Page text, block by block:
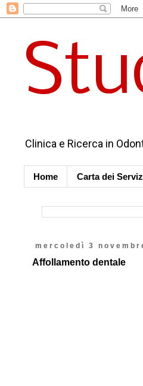
Clinica e Ricerca in
Home Carta dei
mercoledì 3
Affollamento dentale